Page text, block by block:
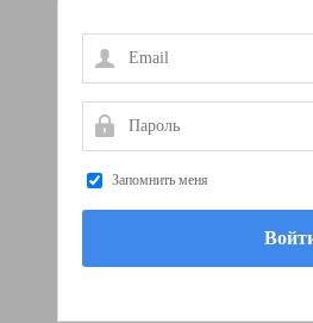
Email
Пароль
Запомнить меня